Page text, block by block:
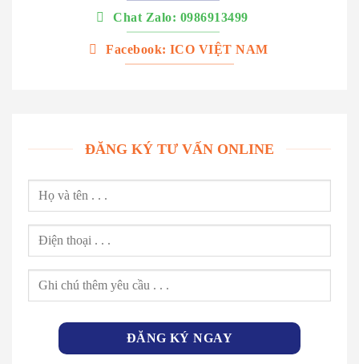
Chat Zalo: 0986913499
Facebook: ICO VIỆT NAM
ĐĂNG KÝ TƯ VẤN ONLINE